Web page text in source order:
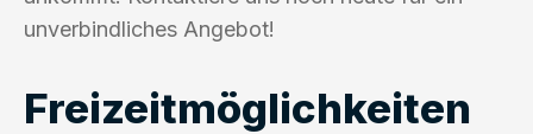
unverbindliches Angebot!
Freizeitmöglichkeiten